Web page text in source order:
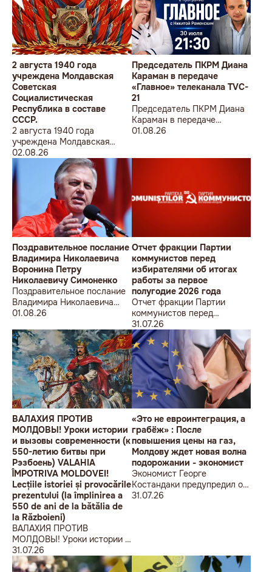
2 августа 1940 года
учреждена Молдавская
Советская
Социалистическая
Республика в составе
СССР.
2 августа 1940 года
учреждена Молдавская
Советская
Социалистическая
Республика в составе
СССР.
02.08.26
Председатель ПКРМ Диана
Караман в передаче
«Главное» телеканала TVC-
21
Председатель ПКРМ Диана
Караман в передаче
«Главное» телеканала TVC-
01.08.26
Поздравительное послание
Владимира Николаевича
Воронина Петру
Николаевичу Симоненко
Поздравительное послание
Владимира Николаевича
Воронина Петру
01.08.26
Отчет фракции Партии
коммунистов перед
избирателями об итогах
работы за первое
полугодие 2026 года
Отчет фракции Партии
коммунистов перед
избирателями об итогах
работы за первое полугодие
2026 года
31.07.26
ВАЛАХИЯ ПРОТИВ
МОЛДОВЫ! Уроки истории
и вызовы современности (к
550-летию битвы при
Рэзбоень) VALAHIA
ÎMPOTRIVA MOLDOVEI!
Lecțiile istoriei și provocările
prezentului (la împlinirea a
550 de ani de la bătălia de
la Războieni)
ВАЛАХИЯ ПРОТИВ
МОЛДОВЫ! Уроки истории и
вызовы современности (к
550-летию битвы при
31.07.26
«Это не евроинтеграция, а
грабёж» : После
повышения цены на газ,
Молдову ждет новая волна
подорожании - экономист
Экономист Георге
Костандаки предупредил о
новой волне роста цен
31.07.26